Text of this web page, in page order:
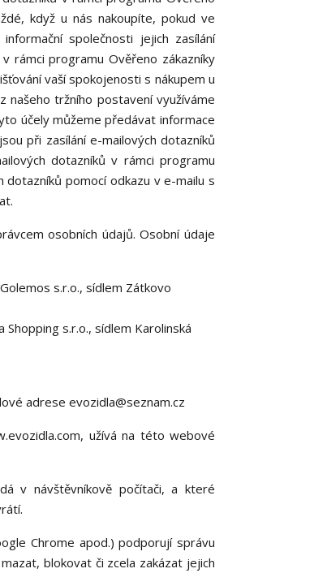
když u nás nakoupíte, pokud ve
společnosti jejich zasílání
rámci programu Ověřeno zákazníky
vaší spokojenosti s nákupem u
našeho tržního postavení využíváme
účely můžeme předávat informace
při zasílání e-mailových dotazníků
dotazníků v rámci programu
pomocí odkazu v e-mailu s
osobních údajů. Osobní údaje
s.r.o., sídlem Zátkovo
s.r.o., sídlem Karolinská
adrese evozidla@seznam.cz
užívá na této webové
v návštěvníkově počítači, a které
Chrome apod.) podporují správu
blokovat či zcela zakázat jejich